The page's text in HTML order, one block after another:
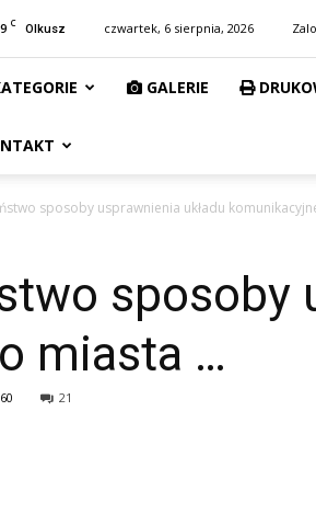
C Olkusz czwartek, 6 sierpnia, 2026
GALERIE
sposoby usprawnienia układu
sposoby
miasta …
21